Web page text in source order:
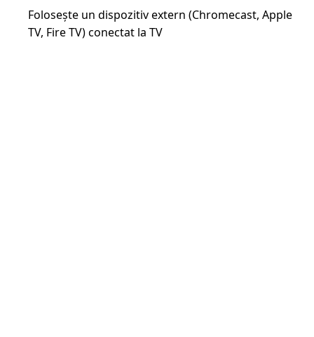
Folosește un dispozitiv extern (Chromecast, Apple
TV, Fire TV) conectat la TV